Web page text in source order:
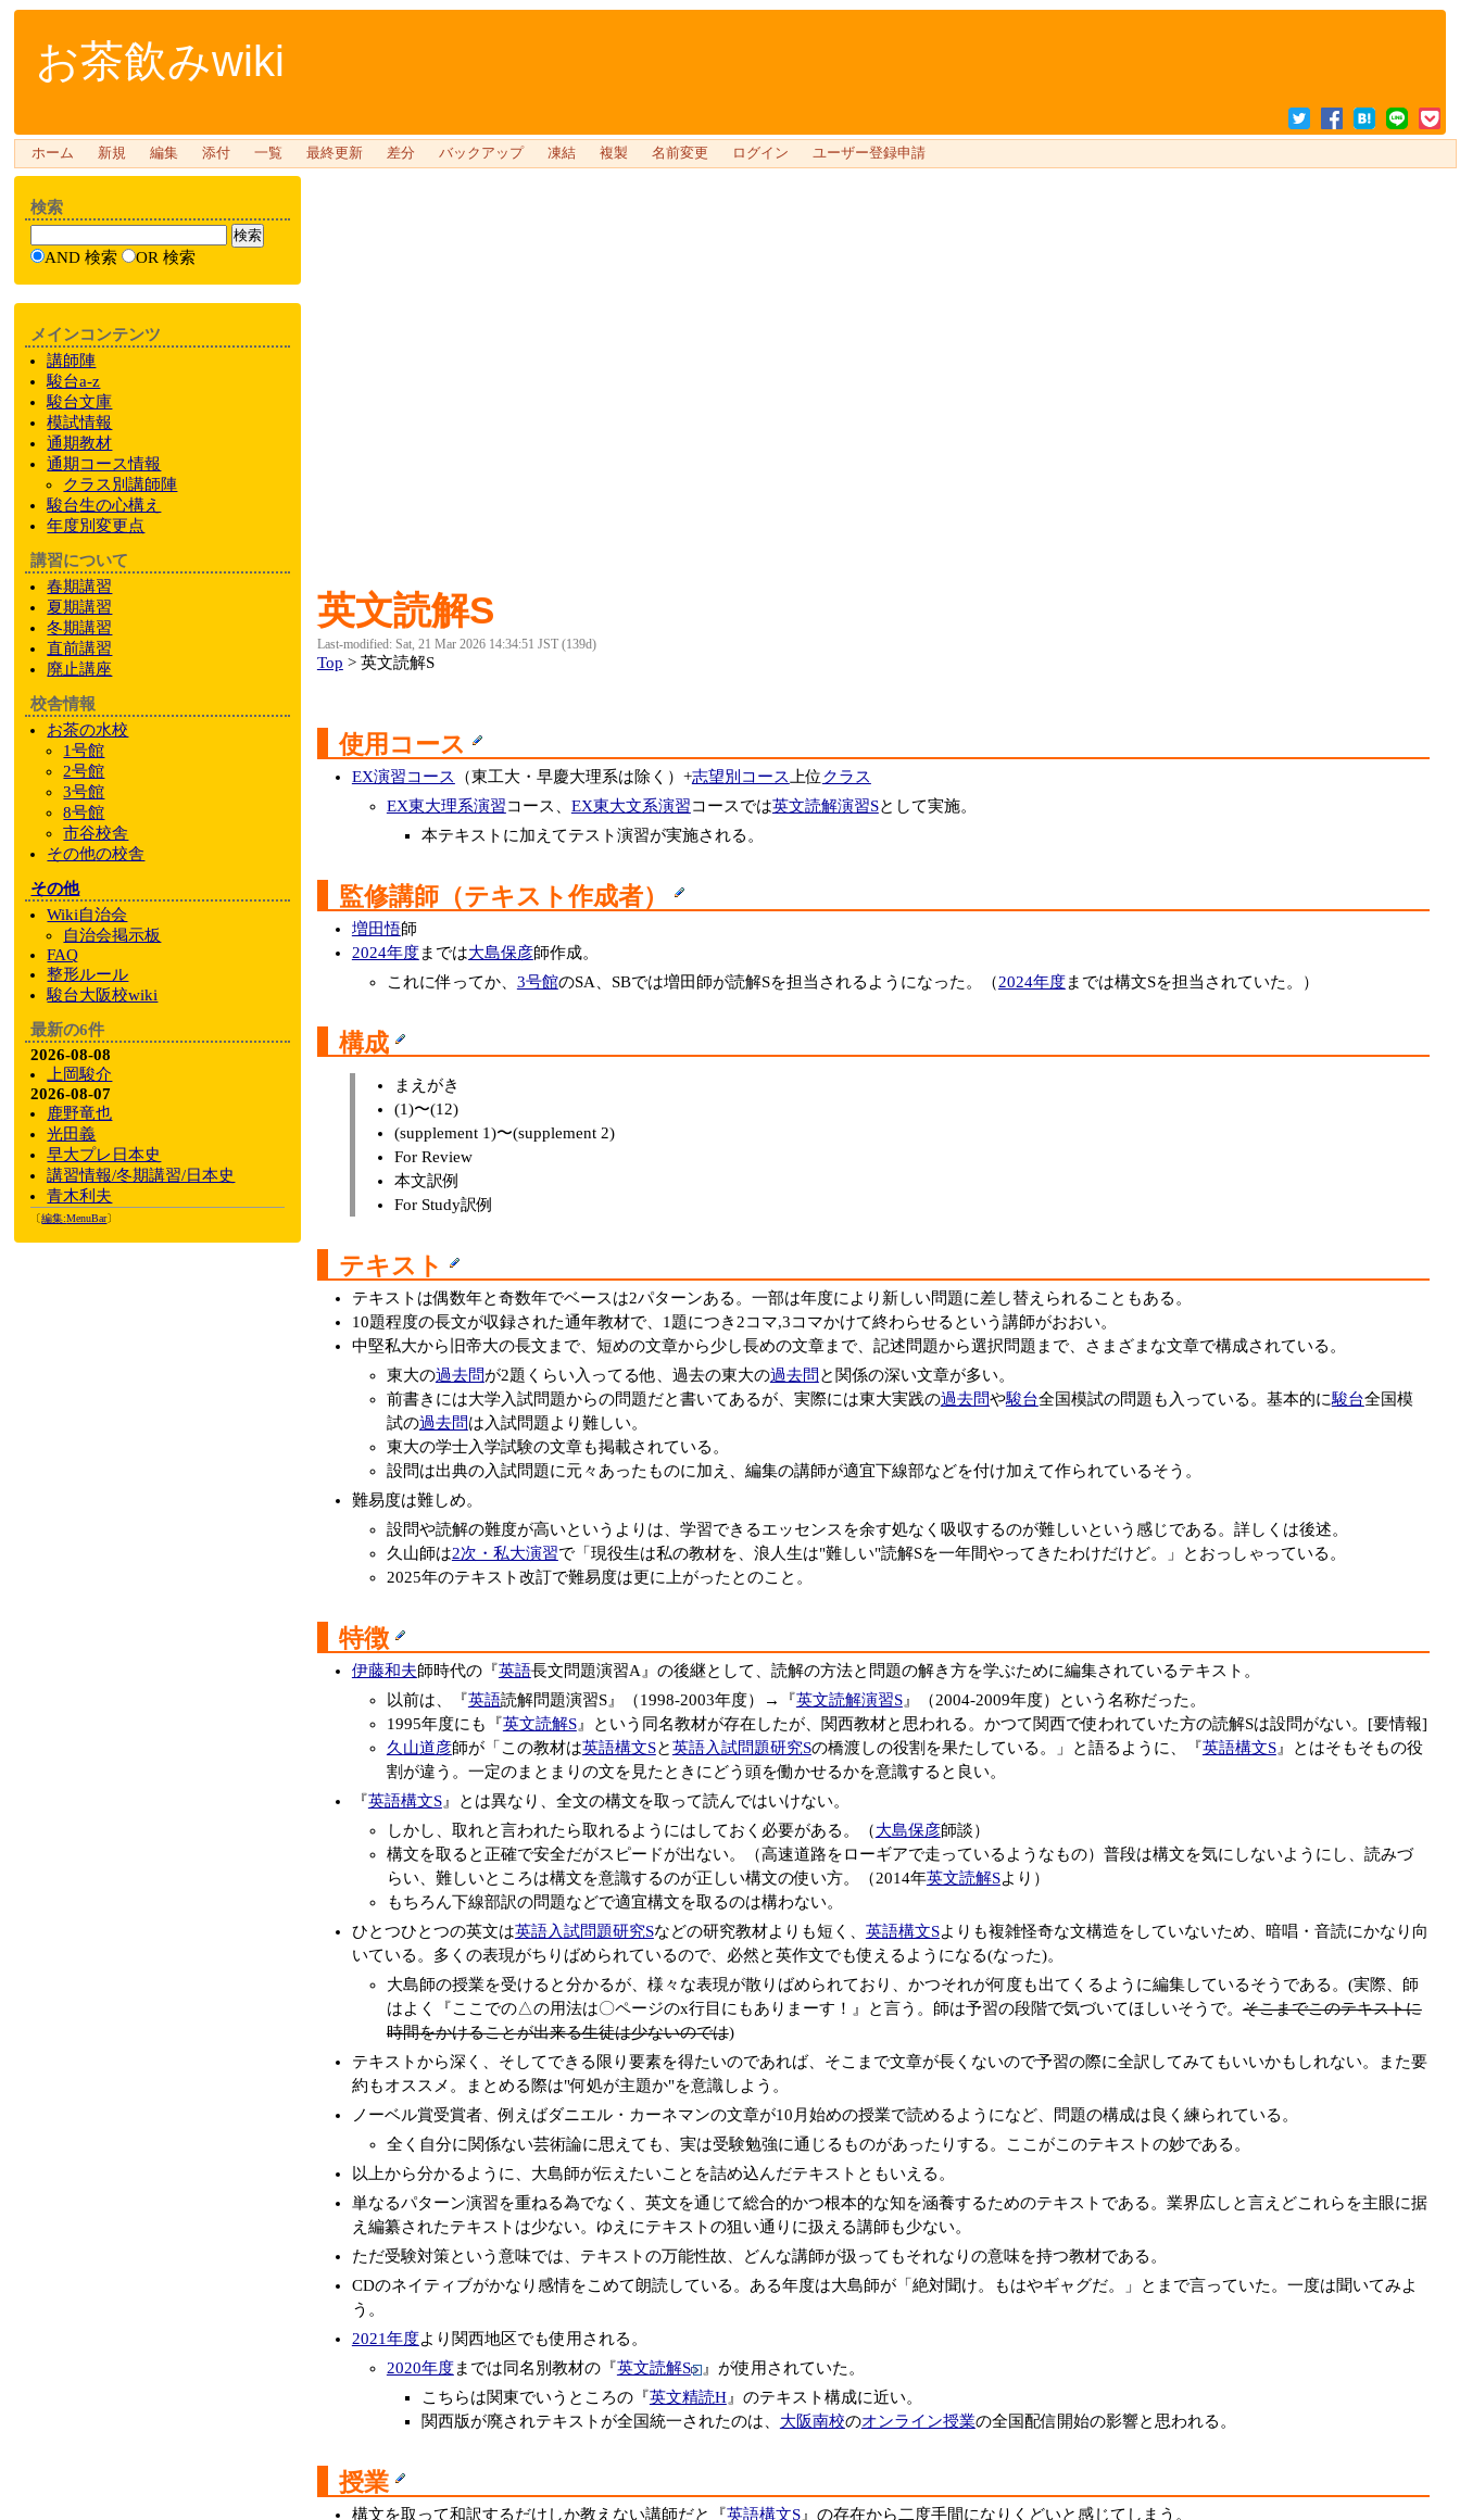
お茶飲みwiki
ホーム 新規 編集 添付 一覧 最終更新 差分 バックアップ 凍結 複製 名前変更 ログイン ユーザー登録申請
英文読解S
Last-modified: Sat, 21 Mar 2026 14:34:51 JST (139d)
Top > 英文読解S
使用コース
EX演習コース （東工大・早慶大理系は除く）+志望別コース 上位クラス
EX東大理系演習コース、 EX東大文系演習コースでは英文読解演習Sとして実施。
本テキストに加えてテスト演習が実施される。
監修講師（テキスト作成者）
増田悟師
2024年度までは大島保彦師作成。
これに伴ってか、 3号館のSA、SBでは増田師が読解Sを担当されるようになった。（2024年度までは構文Sを担当されていた。）
構成
まえがき
(1)〜(12)
(supplement 1)〜(supplement 2)
For Review
本文訳例
For Study訳例
テキスト
テキストは偶数年と奇数年でベースは2パターンある。一部は年度により新しい問題に差し替えられることもある。
10題程度の長文が収録された通年教材で、1題につき2コマ,3コマかけて終わらせるという講師がおおい。
中堅私大から旧帝大の長文まで、短めの文章から少し長めの文章まで、記述問題から選択問題まで、さまざまな文章で構成されている。
東大の過去問が2題くらい入ってる他、過去の東大の過去問 と関係の深い文章が多い。
前書きには大学入試問題からの問題だと書いてあるが、実際には東大実践の過去問や駿台全国模試の問題も入っている。基本的に駿台全国模
試の過去問は入試問題より難しい。
東大の学士入学試験の文章も掲載されている。
設問は出典の入試問題に元々あったものに加え、編集の講師が適宜下線部などを付け加えて作られているそう。
難易度は難しめ。
設問や読解の難度が高いというよりは、学習できるエッセンスを余す処なく吸収するのが難しいという感じである。詳しくは後述。
久山師は2次・私大演習で「現役生は私の教材を、浪人生は"難しい"読解Sを一年間やってきたわけだけど。」とおっしゃっている。
2025年のテキスト改訂で難易度は更に上がったとのこと。
特徴
伊藤和夫師時代の『英語長文問題演習A』の後継として、読解の方法と問題の解き方を学ぶために編集されているテキスト。
以前は、『英語読解問題演習S』（1998-2003年度）→『英文読解演習S』（2004-2009年度）という名称だった。
1995年度にも『英文読解S』という同名教材が存在したが、関西教材と思われる。かつて関西で使われていた方の読解Sは設問がない。[要情報]
久山道彦師が「この教材は英語構文Sと英語入試問題研究Sの橋渡しの役割を果たしている。」と語るように、『英語構文S』とはそもそもの役
割が違う。一定のまとまりの文を見たときにどう頭を働かせるかを意識すると良い。
『英語構文S』とは異なり、全文の構文を取って読んではいけない。
しかし、取れと言われたら取れるようにはしておく必要がある。（大島保彦師談）
構文を取ると正確で安全だがスピードが出ない。（高速道路をローギアで走っているようなもの）普段は構文を気にしないようにし、読みづ
らい、難しいところは構文を意識するのが正しい構文の使い方。（2014年英文読解Sより）
もちろん下線部訳の問題などで適宜構文を取るのは構わない。
ひとつひとつの英文は英語入試問題研究Sなどの研究教材よりも短く、 英語構文Sよりも複雑怪奇な文構造をしていないため、暗唱・音読にかなり向
いている。多くの表現がちりばめられているので、必然と英作文でも使えるようになる(なった)。
大島師の授業を受けると分かるが、様々な表現が散りばめられており、かつそれが何度も出てくるように編集しているそうである。(実際、師
はよく『ここでの△の用法は〇ページのx行目にもありまーす！』と言う。師は予習の段階で気づいてほしいそうで。そこまでこのテキストに
時間をかけることが出来る生徒は少ないのでは)
テキストから深く、そしてできる限り要素を得たいのであれば、そこまで文章が長くないので予習の際に全訳してみてもいいかもしれない。また要
約もオススメ。まとめる際は"何処が主題か"を意識しよう。
ノーベル賞受賞者、例えばダニエル・カーネマンの文章が10月始めの授業で読めるようになど、問題の構成は良く練られている。
全く自分に関係ない芸術論に思えても、実は受験勉強に通じるものがあったりする。ここがこのテキストの妙である。
以上から分かるように、大島師が伝えたいことを詰め込んだテキストともいえる。
単なるパターン演習を重ねる為でなく、英文を通じて総合的かつ根本的な知を涵養するためのテキストである。業界広しと言えどこれらを主眼に据
え編纂されたテキストは少ない。ゆえにテキストの狙い通りに扱える講師も少ない。
ただ受験対策という意味では、テキストの万能性故、どんな講師が扱ってもそれなりの意味を持つ教材である。
CDのネイティブがかなり感情をこめて朗読している。ある年度は大島師が「絶対聞け。もはやギャグだ。」とまで言っていた。一度は聞いてみよ
う。
2021年度より関西地区でも使用される。
2020年度までは同名別教材の『英文読解S
』が使用されていた。
こちらは関東でいうところの『英文精読H』のテキスト構成に近い。
関西版が廃されテキストが全国統一されたのは、 大阪南校のオンライン授業の全国配信開始の影響と思われる。
授業
構文を取って和訳するだけしか教えない講師だと『英語構文S』の存在から二度手間になりくどいと感じてしまう。
検索
AND 検索 OR 検索
メインコンテンツ
講師陣
駿台a-z
駿台文庫
模試情報
通期教材
通期 コース情報
クラス別講師陣
駿台生の心構え
年度別変更点
講習について
春期講習
夏期講習
冬期講習
直前講習
廃止講座
校舎情報
お茶の水校
1号館
2号館
3号館
8号館
市谷校舎
その他の校舎
その他
Wiki自治会
自治会掲示板
FAQ
整形ルール
駿台大阪校wiki
最新の6件
2026-08-08
上岡駿介
2026-08-07
鹿野竜也
光田義
早大プレ日本史
講習情報/冬期講習/日本史
青木利夫
〔編集:MenuBar〕